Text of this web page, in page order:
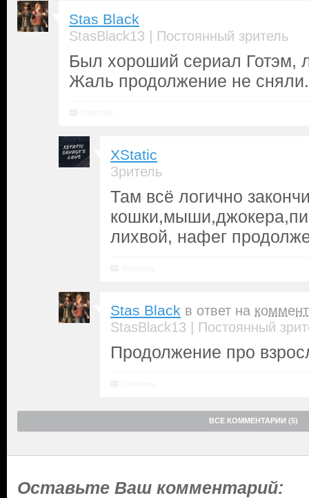
Stas Black
StasBlack13 | Постоянный зритель
Был хороший сериал Готэм,
Жаль продолжение не сняли.
XStatic
Зритель
Там всё логично
лихвой, нафег
Stas Black в ответ на
StasBlack13 | Постоянный
Продолжение про
ВСЕ КОММЕНТАРИИ (5)
Оставьте Ваш комментарий: